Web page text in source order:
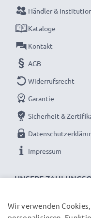
bitte Akkus vor dem
aufladen.
Verpassen Sie nie
kompakten LCD-
bestellen mit
Garantie!
UNSERE
Händler &
Kataloge
Kontakt
AGB
Widerrufsrecht
Garantie
Sicherheit &
Impressum
Wir verwenden